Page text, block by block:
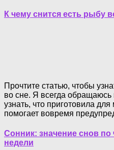
К чему снится есть рыбу
Прочтите статью, чтобы
во сне. Я всегда обращаюсь
узнать, что приготовила
помогает вовремя
Сонник: значение снов
недели